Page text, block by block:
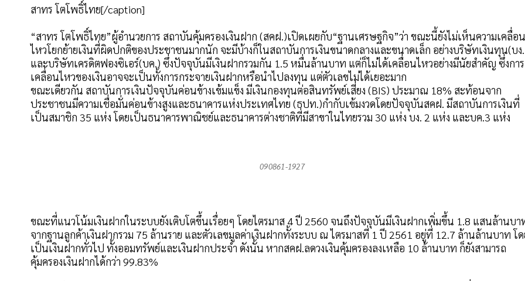
สาทร โตโพธิ์ไทย[/caption]
“สาทร โตโพธิ์ไทย”ผู้อำนวยการ สถาบันคุ้มครองเงินฝาก (สคฝ.)เปิดเผยกับ“ฐานเศรษฐกิจ”ว่า ขณะนี้ยังไม่เห็นความเคลื่อน
ไหวโยกย้ายเงินที่ผิดปกติของประชาชนมากนัก จะมีบ้างก็ในสถาบันการเงินขนาดกลางและขนาดเล็ก อย่างบริษัทเงินทุน(บง
และบริษัทเครดิตฟองซิเอร์(บค.) ซึ่งปัจจุบันมีเงินฝากรวมกัน 1.5 หมื่นล้านบาท แต่ก็ไม่ได้เคลื่อนไหวอย่างมีนัยสำคัญ ซึ่งการ
เคลื่อนไหวของเงินอาจจะเป็นทั้งการกระจายเงินฝากหรือนำไปลงทุน แต่ตัวเลขไม่ได้เยอะมาก
ขณะเดียวกัน สถาบันการเงินปัจจุบันค่อนข้างเข้มแข็ง มีเงินกองทุนต่อสินทรัพย์เสี่ยง (BIS) ประมาณ 18% สะท้อนจาก
ประชาชนมีความเชื่อมั่นค่อนข้างสูงและธนาคารแห่งประเทศไทย (ธปท.)กำกับเข้มงวดโดยปัจจุบันสคฝ. มีสถาบันการเงินที่
เป็นสมาชิก 35 แห่ง โดยเป็นธนาคารพาณิชย์และธนาคารต่างชาติที่มีสาขาในไทยรวม 30 แห่ง บง. 2 แห่ง และบค.3 แห่ง
090861-1927
ขณะที่แนวโน้มเงินฝากในระบบยังเติบโตขึ้นเรื่อยๆ โดยไตรมาส 4 ปี 2560 จนถึงปัจจุบันมีเงินฝากเพิ่มขึ้น 1.8 แสนล้านบา
จากฐานลูกค้าเงินฝากรวม 75 ล้านราย และตัวเลขมูลค่าเงินฝากทั้งระบบ ณ ไตรมาสที่ 1 ปี 2561 อยู่ที่ 12.7 ล้านล้านบาท โ
เป็นเงินฝากทั่วไป ทั้งออมทรัพย์และเงินฝากประจำ ดังนั้น หากสคฝ.ลดวงเงินคุ้มครองลงเหลือ 10 ล้านบาท ก็ยังสามารถ
คุ้มครองเงินฝากได้กว่า 99.83%